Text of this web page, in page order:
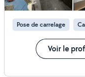
Pose de carrelage
Voir le